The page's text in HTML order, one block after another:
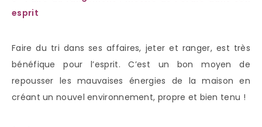
esprit
Faire du tri dans ses affaires, jeter et ranger, est très
bénéfique pour l’esprit. C’est un bon moyen de
repousser les mauvaises énergies de la maison en
créant un nouvel environnement, propre et bien tenu !